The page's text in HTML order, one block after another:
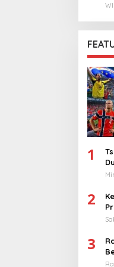
1
2
3